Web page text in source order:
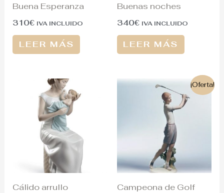
Buena Esperanza
310€ IVA INCLUIDO
LEER MÁS
Buenas noches
340€ IVA INCLUIDO
LEER MÁS
Cálido arrullo
¡Oferta!
Campeona de Golf
El
precio
original
El
precio
actual
es:
310€.